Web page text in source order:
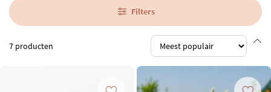
Filters
7 producten